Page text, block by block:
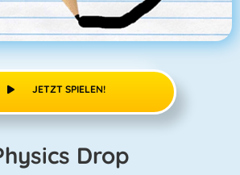
JETZT SPIELEN!
Physics Drop